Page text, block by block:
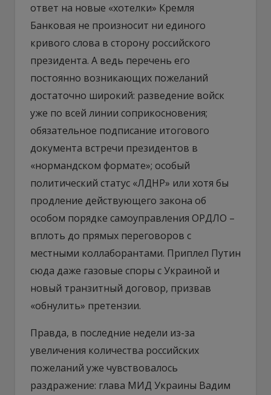
ответ на новые «хотелки» Кремля
Банковая не произносит ни единого
кривого слова в сторону российского
президента. А ведь перечень его
постоянно возникающих пожеланий
достаточно широкий: разведение войск
уже по всей линии соприкосновения;
обязательное подписание итогового
документа встречи президентов в
«нормандском формате»; особый
политический статус «ЛДНР» или хотя бы
продление действующего закона об
особом порядке самоуправления ОРДЛО –
вплоть до прямых переговоров с
местными коллаборантами. Приплел Путин
сюда даже газовые споры с Украиной и
новый транзитный договор, призвав
«обнулить» претензии.
Правда, в последние недели из-за
увеличения количества российских
пожеланий уже чувствовалось
раздражение: глава МИД Украины Вадим